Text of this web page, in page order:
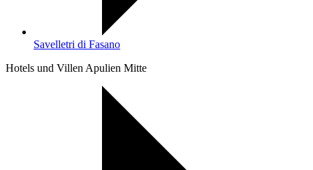
Savelletri di Fasano
Hotels und Villen Apulien Mitte